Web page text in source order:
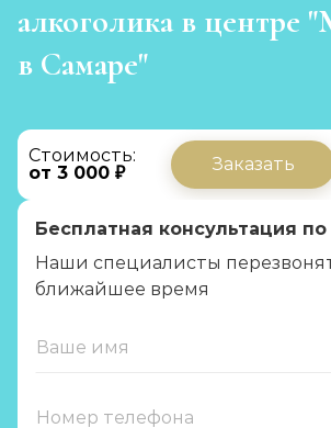
алкоголика в центре
в Самаре"
Стоимость:
от 3 000 ₽
Заказать
Бесплатная консультация
Наши специалисты
ближайшее время